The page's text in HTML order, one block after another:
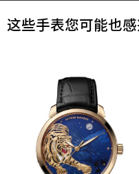
这些手表您可能也